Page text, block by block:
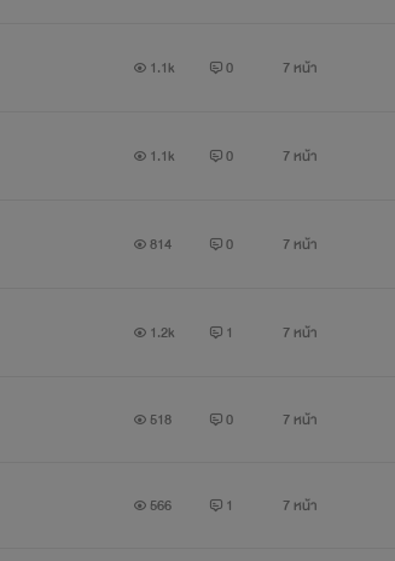
1.1k 0 7 หน้า
1.1k 0 7 หน้า
814 0 7 หน้า
1.2k 1 7 หน้า
518 0 7 หน้า
566 1 7 หน้า